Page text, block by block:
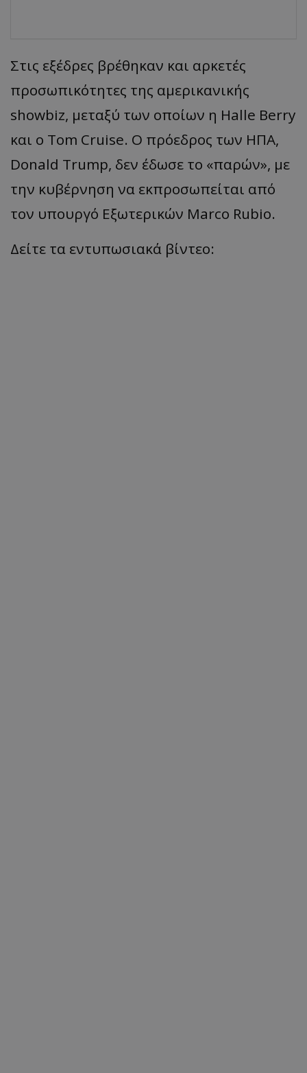
Στις εξέδρες βρέθηκαν και αρκετές
προσωπικότητες της αμερικανικής
showbiz, μεταξύ των οποίων η Halle Berry
και ο Tom Cruise. Ο πρόεδρος των ΗΠΑ,
Donald Trump, δεν έδωσε το «παρών», με
την κυβέρνηση να εκπροσωπείται από
τον υπουργό Εξωτερικών Marco Rubio.
Δείτε τα εντυπωσιακά βίντεο: